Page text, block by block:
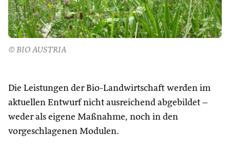
© BIO AUSTRIA
Die Leistungen der Bio-Landwirtschaft werden im
aktuellen Entwurf nicht ausreichend abgebildet –
weder als eigene Maßnahme, noch in den
vorgeschlagenen Modulen.